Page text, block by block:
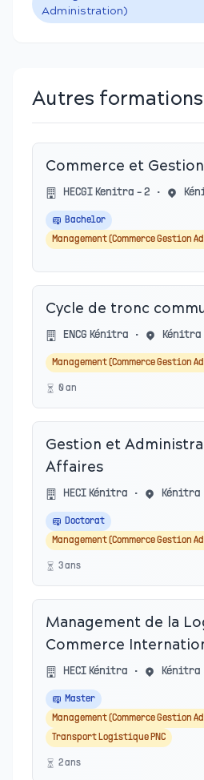
Administration)
Autres
Commerce et Gestion
HECGI Kenitra - 2 •
Bachelor
Management (Commerce Gestion
Cycle de tronc
ENCG Kénitra • Kénitra
Management (Commerce Gestion
0an
Gestion et
Affaires
HECI Kénitra • Kénitra
Doctorat
Management (Commerce Gestion
3ans
Management de la
Commerce
HECI Kénitra • Kénitra
Master
Management (Commerce Gestion
Transport Logistique PNC
2ans